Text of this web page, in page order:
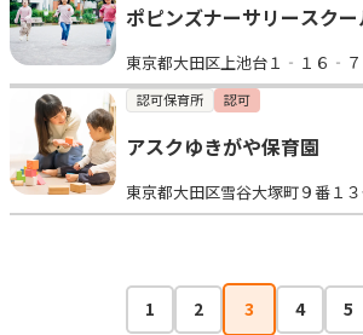
ポピンズナーサリースク
東京都大田区上池台１‐１６‐７
認可保育所 認可
アスクゆきがや保育園
東京都大田区雪谷大塚町９番１３
1 2 3 4 5